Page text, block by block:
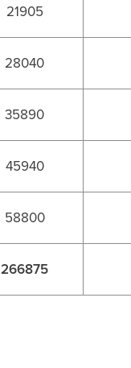
21905
28040
35890
45940
58800
266875